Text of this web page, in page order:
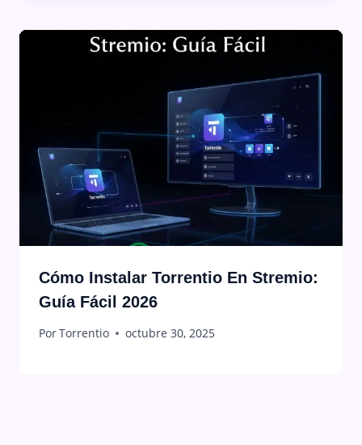
Cómo Instalar Torrentio En Stremio:
Guía Fácil 2026
PorTorrentio octubre 30, 2025